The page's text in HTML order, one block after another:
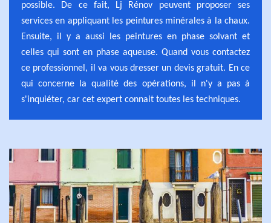
possible. De ce fait, Lj Rénov peuvent proposer ses
services en appliquant les peintures minérales à la chaux.
Ensuite, il y a aussi les peintures en phase solvant et
celles qui sont en phase aqueuse. Quand vous contactez
ce professionnel, il va vous dresser un devis gratuit. En ce
qui concerne la qualité des opérations, il n'y a pas à
s'inquiéter, car cet expert connait toutes les techniques.